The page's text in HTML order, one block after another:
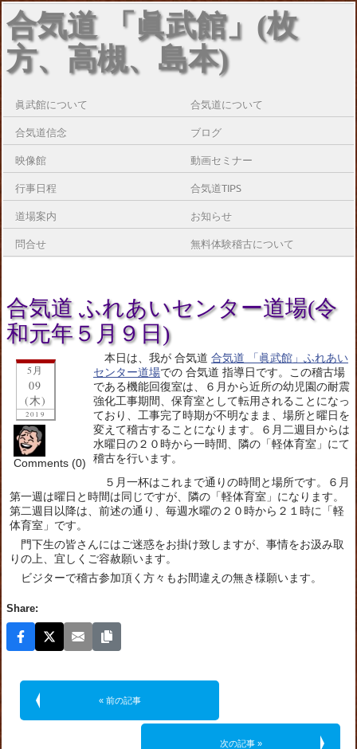
合気道 「眞武館」(枚
方、高槻、島本)
眞武館について 合気道について
合気道信念 ブログ
映像館 動画セミナー
行事日程 合気道TIPS
道場案内 お知らせ
問合せ 無料体験稽古について
合気道 ふれあいセンター道場(令
和元年５月９日)
5月
09
(木)
2019
Comments (0)
本日は、我が 合気道 合気道 「眞武館」ふれあい
センター道場での 合気道 指導日です。この稽古場
である機能回復室は、６月から近所の幼児園の耐震
強化工事期間、保育室として転用されることになっ
ており、工事完了時期が不明なまま、場所と曜日を
変えて稽古することになります。６月二週目からは
水曜日の２０時から一時間、隣の「軽体育室」にて
稽古を行います。
５月一杯はこれまで通りの時間と場所です。６月
第一週は曜日と時間は同じですが、隣の「軽体育室」になります。
第二週目以降は、前述の通り、毎週水曜の２０時から２１時に「軽
体育室」です。
門下生の皆さんにはご迷惑をお掛け致しますが、事情をお汲み取
りの上、宜しくご容赦願います。
ビジターで稽古参加頂く方々もお間違えの無き様願います。
Share:
« 前の記事
次の記事 »